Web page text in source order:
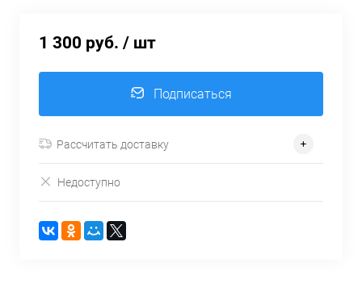
1 300 руб. / шт
Подписаться
Рассчитать доставку
Недоступно